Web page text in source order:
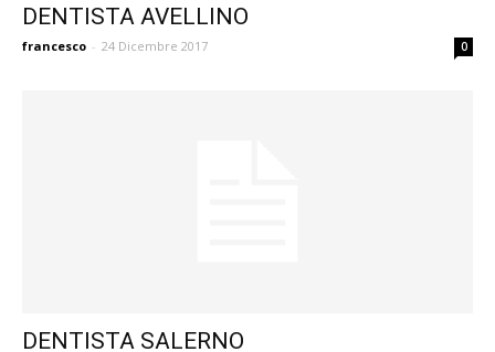
DENTISTA AVELLINO
francesco - 24 Dicembre 2017 0
DENTISTA SALERNO